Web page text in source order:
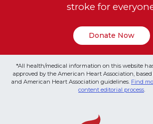
stroke for
Donate Now
*All health/medical information on this website
approved by the American Heart Association,
and American Heart Association guidelines. Find
content editorial process